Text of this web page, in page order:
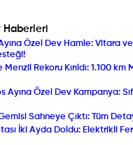
Özel Dev Hamle: Vitara
Rekoru Kırıldı: 1.100 km
Ayına Özel Dev Kampanya:
Sahneye Çıktı: Tüm
İki Ayda Doldu: Elektrikli